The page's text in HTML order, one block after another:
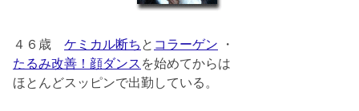
４６歳 ケミカル断ち と コラーゲン ・
たるみ改善！顔ダンス を始めてからは
ほとんどスッピンで出勤している。